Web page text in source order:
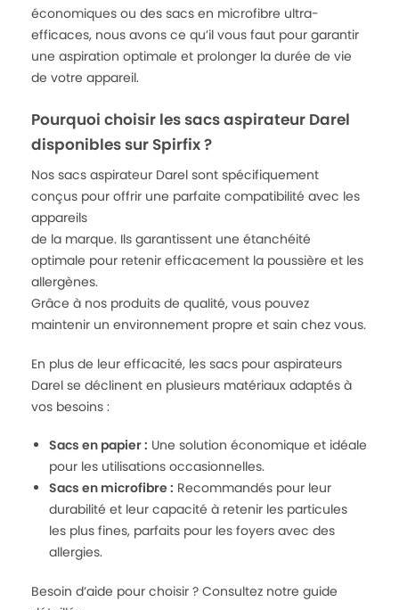
économiques ou des sacs en microfibre ultra-
efficaces, nous avons ce qu’il vous faut pour garantir
une aspiration optimale et prolonger la durée de vie
de votre appareil.
Pourquoi choisir les sacs aspirateur Darel
disponibles sur Spirfix ?
Nos sacs aspirateur Darel sont spécifiquement
conçus pour offrir une parfaite compatibilité avec les
appareils
de la marque. Ils garantissent une étanchéité
optimale pour retenir efficacement la poussière et les
allergènes.
Grâce à nos produits de qualité, vous pouvez
maintenir un environnement propre et sain chez vous.
En plus de leur efficacité, les sacs pour aspirateurs
Darel se déclinent en plusieurs matériaux adaptés à
vos besoins :
Sacs en papier : Une solution économique et idéale
pour les utilisations occasionnelles.
Sacs en microfibre : Recommandés pour leur
durabilité et leur capacité à retenir les particules
les plus fines, parfaits pour les foyers avec des
allergies.
Besoin d’aide pour choisir ? Consultez notre guide